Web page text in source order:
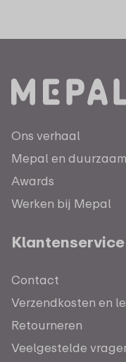
Ons verhaal
Mepal en
Awards
Werken bij Mepal
Klantenservice
Contact
Verzendkosten en
Retourneren
Veelgestelde